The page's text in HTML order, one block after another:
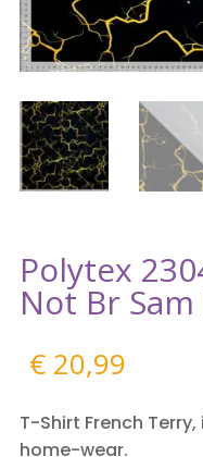
Polytex
Not Br
€20,99
T-Shirt French
home-wear.